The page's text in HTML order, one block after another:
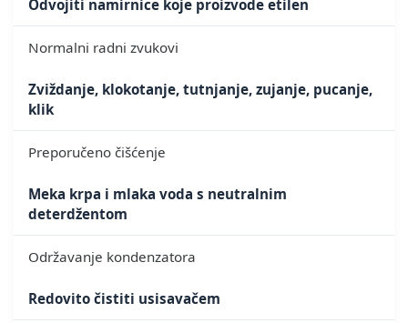
Odvojiti namirnice koje proizvode etilen
Normalni radni zvukovi
Zviždanje, klokotanje, tutnjanje, zujanje, pucanje,
klik
Preporučeno čišćenje
Meka krpa i mlaka voda s neutralnim
deterdžentom
Održavanje kondenzatora
Redovito čistiti usisavačem